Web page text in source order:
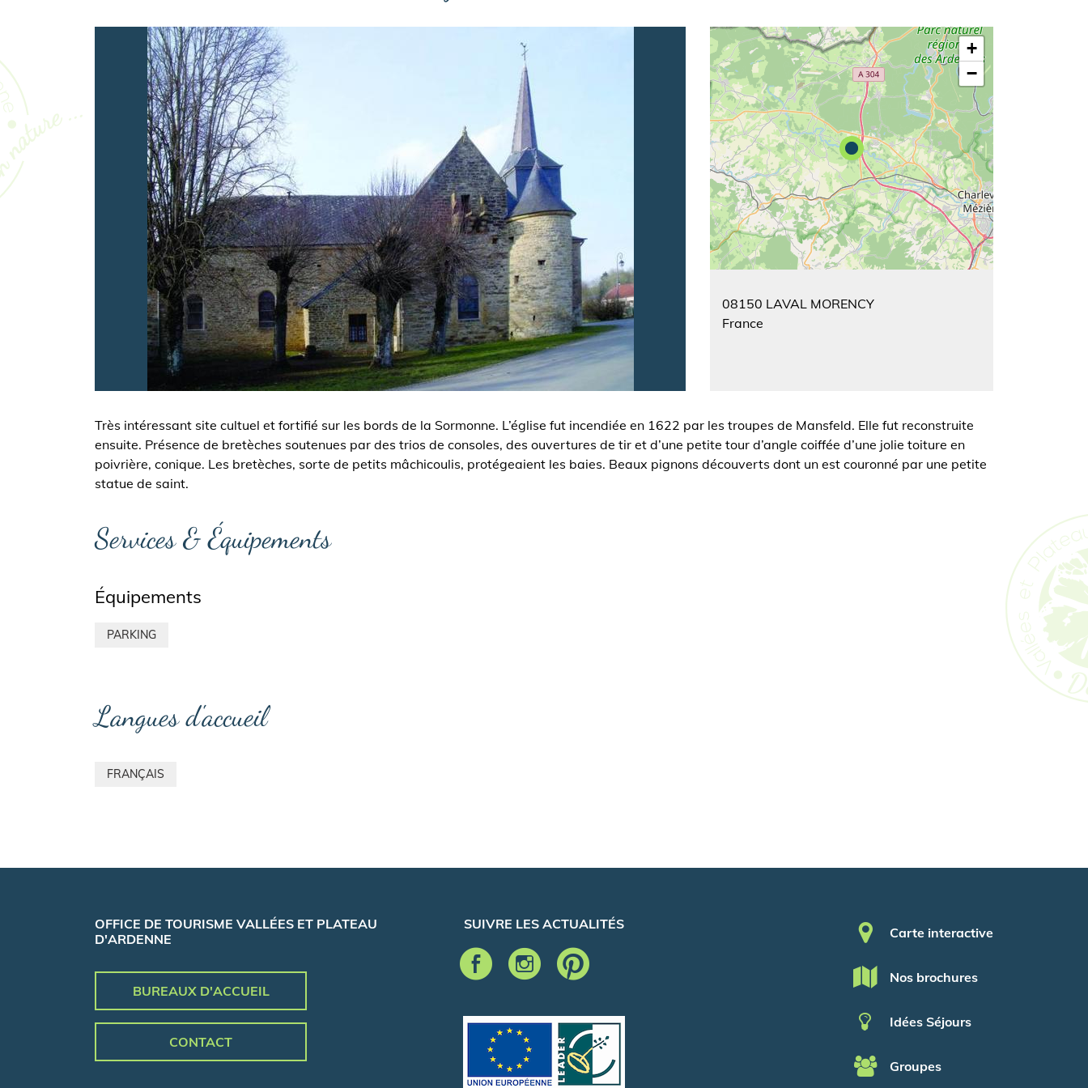
+
−
08150 LAVAL MORENCY
France
Très intéressant site cultuel et fortifié sur les bords de la Sormonne. L’église fut incendiée en 1622 par les troupes de Mansfeld. Elle fut reconstruite
ensuite. Présence de bretèches soutenues par des trios de consoles, des ouvertures de tir et d’une petite tour d’angle coiffée d’une jolie toiture en
poivrière, conique. Les bretèches, sorte de petits mâchicoulis, protégeaient les baies. Beaux pignons découverts dont un est couronné par une petite
statue de saint.
Services & Équipements
Équipements
PARKING
Langues d'accueil
FRANÇAIS
OFFICE DE TOURISME VALLÉES ET PLATEAU
D'ARDENNE
BUREAUX D'ACCUEIL
CONTACT
SUIVRE LES ACTUALITÉS Pied de page
Carte interactive
Nos brochures
Idées Séjours
Groupes